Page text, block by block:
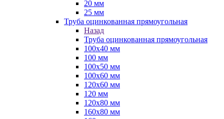
20 мм
25 мм
Труба оцинкованная прямоугольная
Назад
Труба оцинкованная прямоугольная
100х40 мм
100 мм
100х50 мм
100х60 мм
120х60 мм
120 мм
120х80 мм
160х80 мм